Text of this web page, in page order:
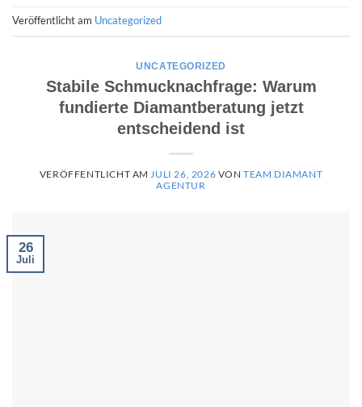
Veröffentlicht am Uncategorized
UNCATEGORIZED
Stabile Schmucknachfrage: Warum
fundierte Diamantberatung jetzt
entscheidend ist
VERÖFFENTLICHT AM JULI 26, 2026 VONTEAM DIAMANT
AGENTUR
26
Juli